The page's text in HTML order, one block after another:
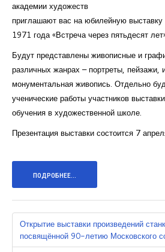
академии художеств
приглашают вас на юбилейную
1971 года «Встреча через пятьдесят
Будут представлены живописные и
различных жанрах – портреты, пейзажи,
монументальная живопись. Отдельно
ученические работы участников
обучения в художественной школе.
Презентация выставки состоится 7
ПОДРОБНЕЕ...
Открытие выставки произведений
посвящённой 90-летию Московского